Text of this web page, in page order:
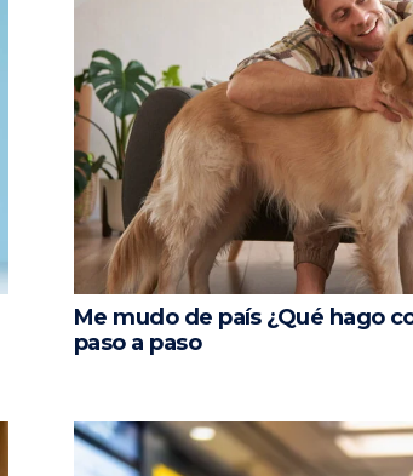
Me mudo de país ¿Qué hago
paso a paso